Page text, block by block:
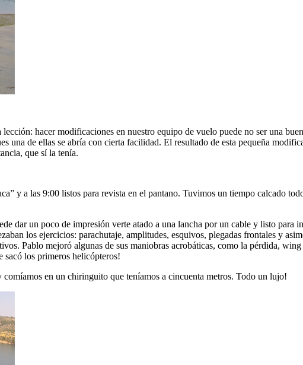
hacer modificaciones en nuestro equipo de vuelo puede no ser una
una de ellas se abría con cierta facilidad. El resultado de esta pequeña
que sí la tenía.
y a las 9:00 listos para revista en el pantano. Tuvimos un tiempo calcado
dar un poco de impresión verte atado a una lancha por un cable y listo para
los ejercicios: parachutaje, amplitudes, esquivos, plegadas frontales y
Pablo mejoró algunas de sus maniobras acrobáticas, como la pérdida,
sacó los primeros helicópteros!
en un chiringuito que teníamos a cincuenta metros. Todo un lujo!